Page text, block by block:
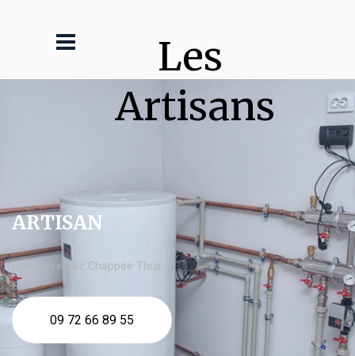
Les
Artisans
ARTISAN
chaudière gaz Chappee Thuir
09 72 66 89 55